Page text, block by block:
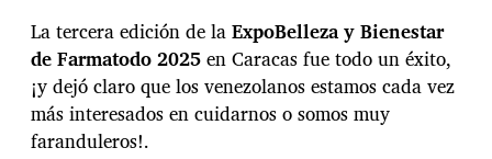
d
e
l
a
e
n
a
r
m
a
t
La tercera edición de laExpoBelleza y Bienestar
de Farmatodo 2025en Caracas fue todo un éxito,
¡y dejó claro que los venezolanos estamos cada vez
más interesados ​​en cuidarnos o somos muy
faranduleros!.